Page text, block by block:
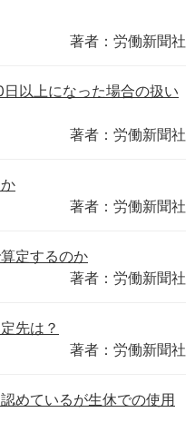
著者：労働新聞社
以上になった場合の扱い
著者：労働新聞社
著者：労働新聞社
定するのか
著者：労働新聞社
先は？
著者：労働新聞社
めているが生休での使用